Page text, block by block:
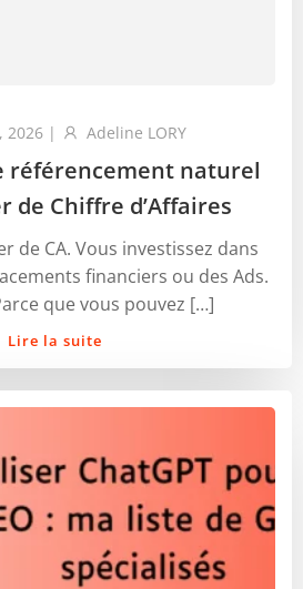
2026 | Adeline LORY
référencement naturel
de Chiffre d’Affaires
de CA. Vous investissez dans
financiers ou des Ads.
que vous pouvez […]
Lire la suite